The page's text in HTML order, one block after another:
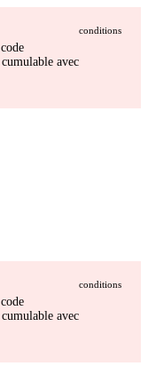
conditions
avec
conditions
avec